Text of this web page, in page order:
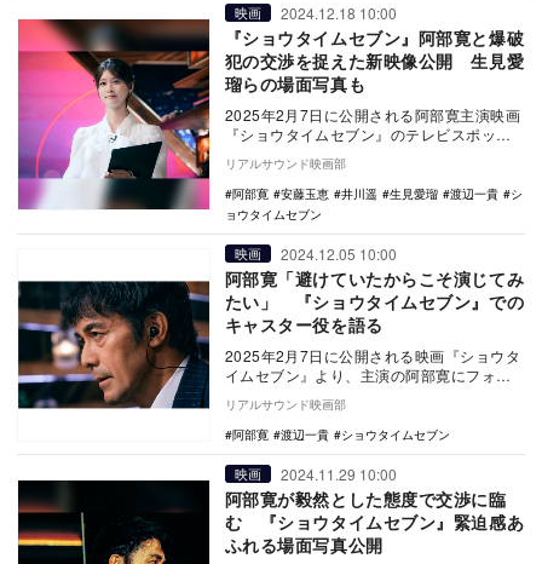
映画 2024.12.18 10:00
『ショウタイムセブン』阿部寛と爆破
犯の交渉を捉えた新映像公開 生見愛
瑠らの場面写真も
2025年2月7日に公開される阿部寛主演映画
『ショウタイムセブン』のテレビスポット
映像と新場面写真が公開された。 本作
は、ハ…
リアルサウンド映画部
阿部寛
安藤玉恵 井川遥 生見愛瑠 渡辺一貴
シ
ョウタイムセブン
映画 2024.12.05 10:00
阿部寛「避けていたからこそ演じてみ
たい」 『ショウタイムセブン』での
キャスター役を語る
2025年2月7日に公開される映画『ショウタ
イムセブン』より、主演の阿部寛にフォー
カスした新場面写真が公開された。 本作
は、…
リアルサウンド映画部
阿部寛
渡辺一貴 ショウタイムセブン
映画 2024.11.29 10:00
阿部寛が毅然とした態度で交渉に臨
む 『ショウタイムセブン』緊迫感あ
ふれる場面写真公開